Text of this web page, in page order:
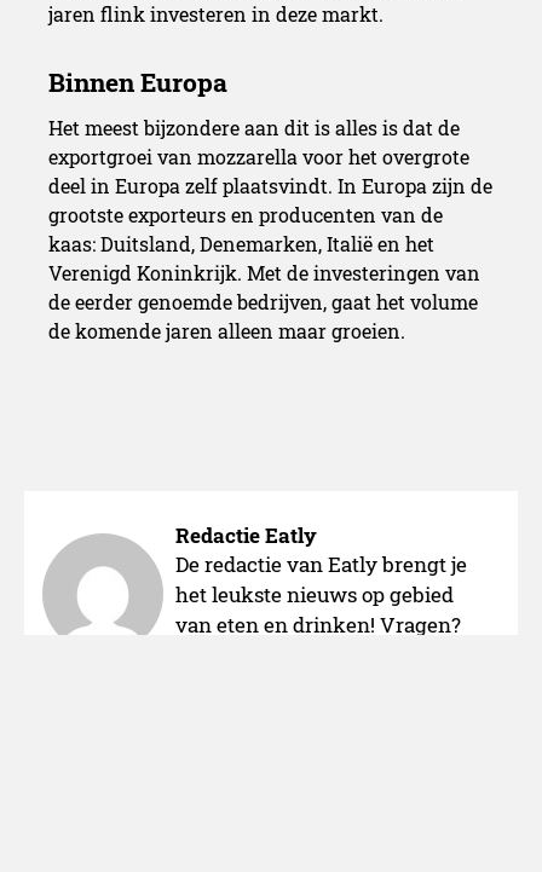
Investeringen en
jaren flink investeren in deze markt.
Het meest bijzondere aan dit is alles is dat de
exportgroei van mozzarella voor het overgrote
deel in Europa zelf plaatsvindt. In Europa zijn de
grootste exporteurs en producenten van de
kaas: Duitsland, Denemarken, Italië en het
Verenigd Koninkrijk. Met de investeringen van
de eerder genoemde bedrijven, gaat het volume
de komende jaren alleen maar groeien.
Redactie Eatly
De redactie van Eatly brengt je
het leukste nieuws op gebied
van eten en drinken! Vragen?